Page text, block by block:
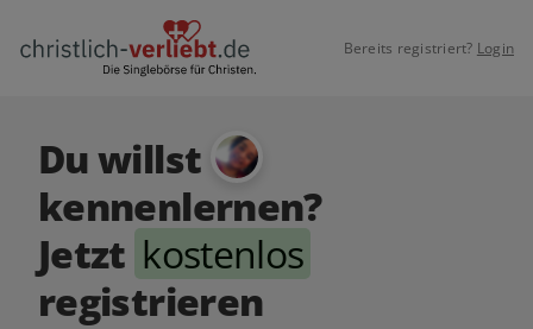
Bereits registriert? Login
Du willst
kennenlernen?
Jetzt kostenlos
registrieren